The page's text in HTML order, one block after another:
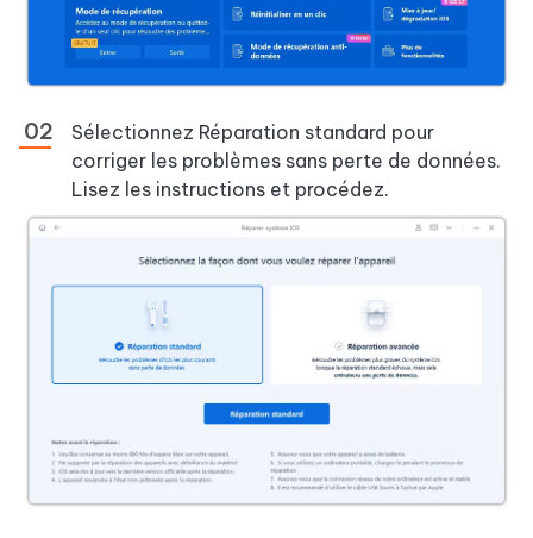
Sélectionnez Réparation standard pour
corriger les problèmes sans perte de données.
Lisez les instructions et procédez.